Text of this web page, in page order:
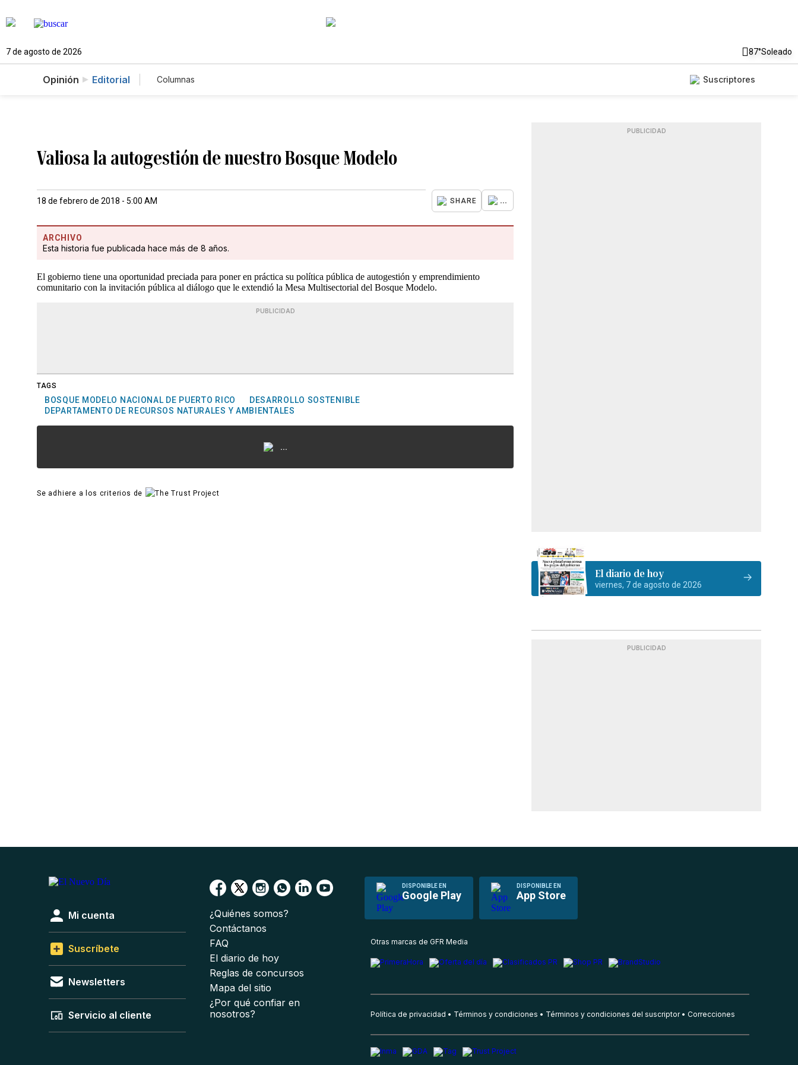
7 de agosto de 2026 87°Soleado
Opinión Editorial Columnas Suscriptores
Valiosa la autogestión de nuestro Bosque Modelo
18 de febrero de 2018 - 5:00 AM SHARE ...
ARCHIVO
Esta historia fue publicada hace más de 8 años.
El gobierno tiene una oportunidad preciada para poner en práctica su política pública de autogestión y emprendimiento
comunitario con la invitación pública al diálogo que le extendió la Mesa Multisectorial del Bosque Modelo.
PUBLICIDAD
TAGS
BOSQUE MODELO NACIONAL DE PUERTO RICO
DESARROLLO SOSTENIBLE
DEPARTAMENTO DE RECURSOS NATURALES Y AMBIENTALES
...
Se adhiere a los criterios de
PUBLICIDAD
El diario de hoy
viernes, 7 de agosto de 2026
PUBLICIDAD
DISPONIBLE EN
Google Play
DISPONIBLE EN
App Store
Mi cuenta
Suscríbete
Newsletters
Servicio al cliente
¿Quiénes somos?
Contáctanos
FAQ
El diario de hoy
Reglas de concursos
Mapa del sitio
¿Por qué confiar en
nosotros?
Otras marcas de GFR Media
Política de privacidad Términos y condiciones Términos y condiciones del suscriptor Correcciones